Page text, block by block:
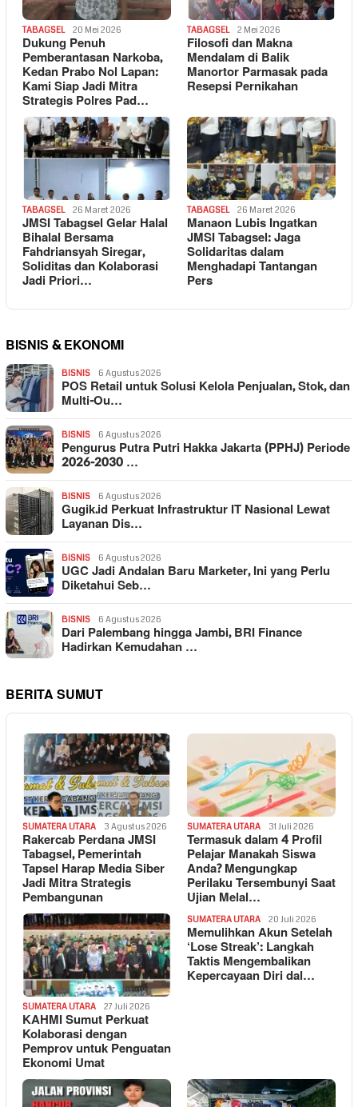
TABAGSEL 20 Mei 2026
Dukung Penuh
Pemberantasan Narkoba,
Kedan Prabo Nol Lapan:
Kami Siap Jadi Mitra
Strategis Polres Pad…
TABAGSEL 2 Mei 2026
Filosofi dan Makna
Mendalam di Balik
Manortor Parmasak pada
Resepsi Pernikahan
TABAGSEL 26 Maret 2026
JMSI Tabagsel Gelar Halal
Bihalal Bersama
Fahdriansyah Siregar,
Soliditas dan Kolaborasi
Jadi Priori…
TABAGSEL 26 Maret 2026
Manaon Lubis Ingatkan
JMSI Tabagsel: Jaga
Solidaritas dalam
Menghadapi Tantangan
Pers
BISNIS & EKONOMI
BISNIS 6 Agustus 2026
POS Retail untuk Solusi Kelola Penjualan, Stok, dan
Multi-Ou…
BISNIS 6 Agustus 2026
Pengurus Putra Putri Hakka Jakarta (PPHJ) Periode
2026-2030 …
BISNIS 6 Agustus 2026
Gugik.id Perkuat Infrastruktur IT Nasional Lewat
Layanan Dis…
BISNIS 6 Agustus 2026
UGC Jadi Andalan Baru Marketer, Ini yang Perlu
Diketahui Seb…
BISNIS 6 Agustus 2026
Dari Palembang hingga Jambi, BRI Finance
Hadirkan Kemudahan …
BERITA SUMUT
SUMATERA UTARA 3 Agustus 2026
Rakercab Perdana JMSI
Tabagsel, Pemerintah
Tapsel Harap Media Siber
Jadi Mitra Strategis
Pembangunan
SUMATERA UTARA 31 Juli 2026
Termasuk dalam 4 Profil
Pelajar Manakah Siswa
Anda? Mengungkap
Perilaku Tersembunyi Saat
Ujian Melal…
SUMATERA UTARA 27 Juli 2026
KAHMI Sumut Perkuat
Kolaborasi dengan
Pemprov untuk Penguatan
Ekonomi Umat
SUMATERA UTARA 20 Juli 2026
Memulihkan Akun Setelah
‘Lose Streak’: Langkah
Taktis Mengembalikan
Kepercayaan Diri dal…